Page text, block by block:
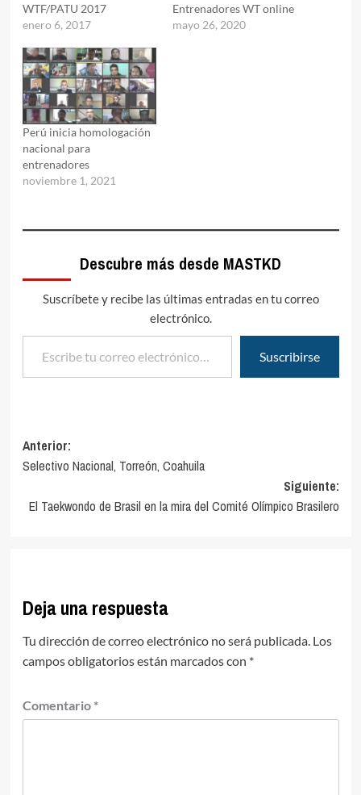
WTF/PATU 2017
enero 6, 2017
Entrenadores WT online
mayo 26, 2020
Perú inicia homologación
nacional para
entrenadores
noviembre 1, 2021
Descubre más desde MASTKD
Suscríbete y recibe las últimas entradas en tu correo
electrónico.
Escribe tu correo electrónico…
Suscribirse
Navegación
de
entradas
Anterior:
Selectivo Nacional, Torreón, Coahuila
Siguiente:
El Taekwondo de Brasil en la mira del Comité Olímpico Brasilero
Deja una respuesta
Tu dirección de correo electrónico no será publicada. Los
campos obligatorios están marcados con *
Comentario *